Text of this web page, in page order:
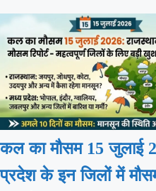
कल का मौसम 15 जुलाई
प्रदेश के इन जिलों में